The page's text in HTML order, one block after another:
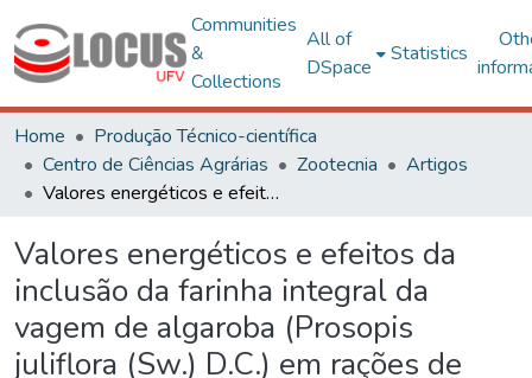
Communities
&
Collections
All of
DSpace
Statistics
Home
Produção Técnico-científica
Centro de Ciências Agrárias
Zootecnia
Artigos
Valores energéticos e efeitos da inclusão da farinha integral da vagem de algaroba (Prosopis juliflora (Sw.) D.C.) em rações de poedeiras comerciais
Valores energéticos e efeitos da
inclusão da farinha integral da
vagem de algaroba (Prosopis
juliflora (Sw.) D.C.) em rações de